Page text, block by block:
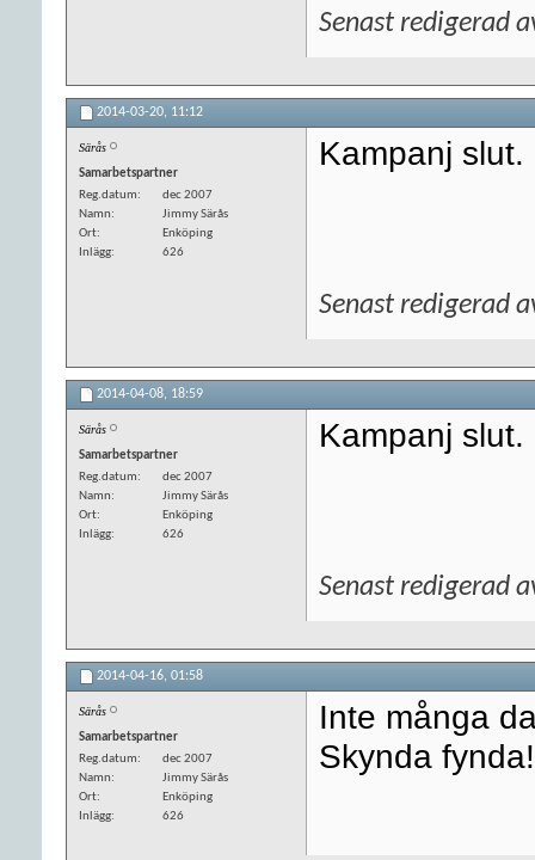
Senast redigerad
2014-03-20, 11:12
Särås
Samarbetspartner
Reg.datum
dec 2007
Namn
Jimmy Särås
Ort
Enköping
Inlägg
626
Kampanj slut.
Senast redigerad
2014-04-08, 18:59
Särås
Samarbetspartner
Reg.datum
dec 2007
Namn
Jimmy Särås
Ort
Enköping
Inlägg
626
Kampanj slut.
Senast redigerad
2014-04-16, 01:58
Särås
Samarbetspartner
Reg.datum
dec 2007
Namn
Jimmy Särås
Ort
Enköping
Inlägg
626
Inte många
Skynda fynda!